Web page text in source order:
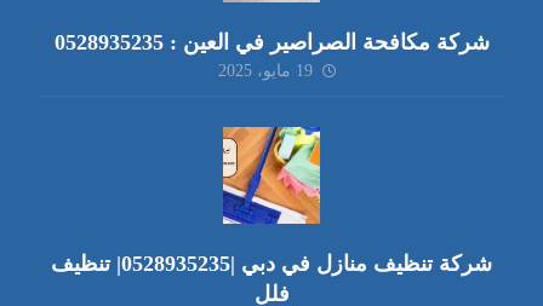
شركة مكافحة الصراصير في العين : 0528935235
19 مايو، 2025
شركة تنظيف منازل في دبي |0528935235| تنظيف
فلل